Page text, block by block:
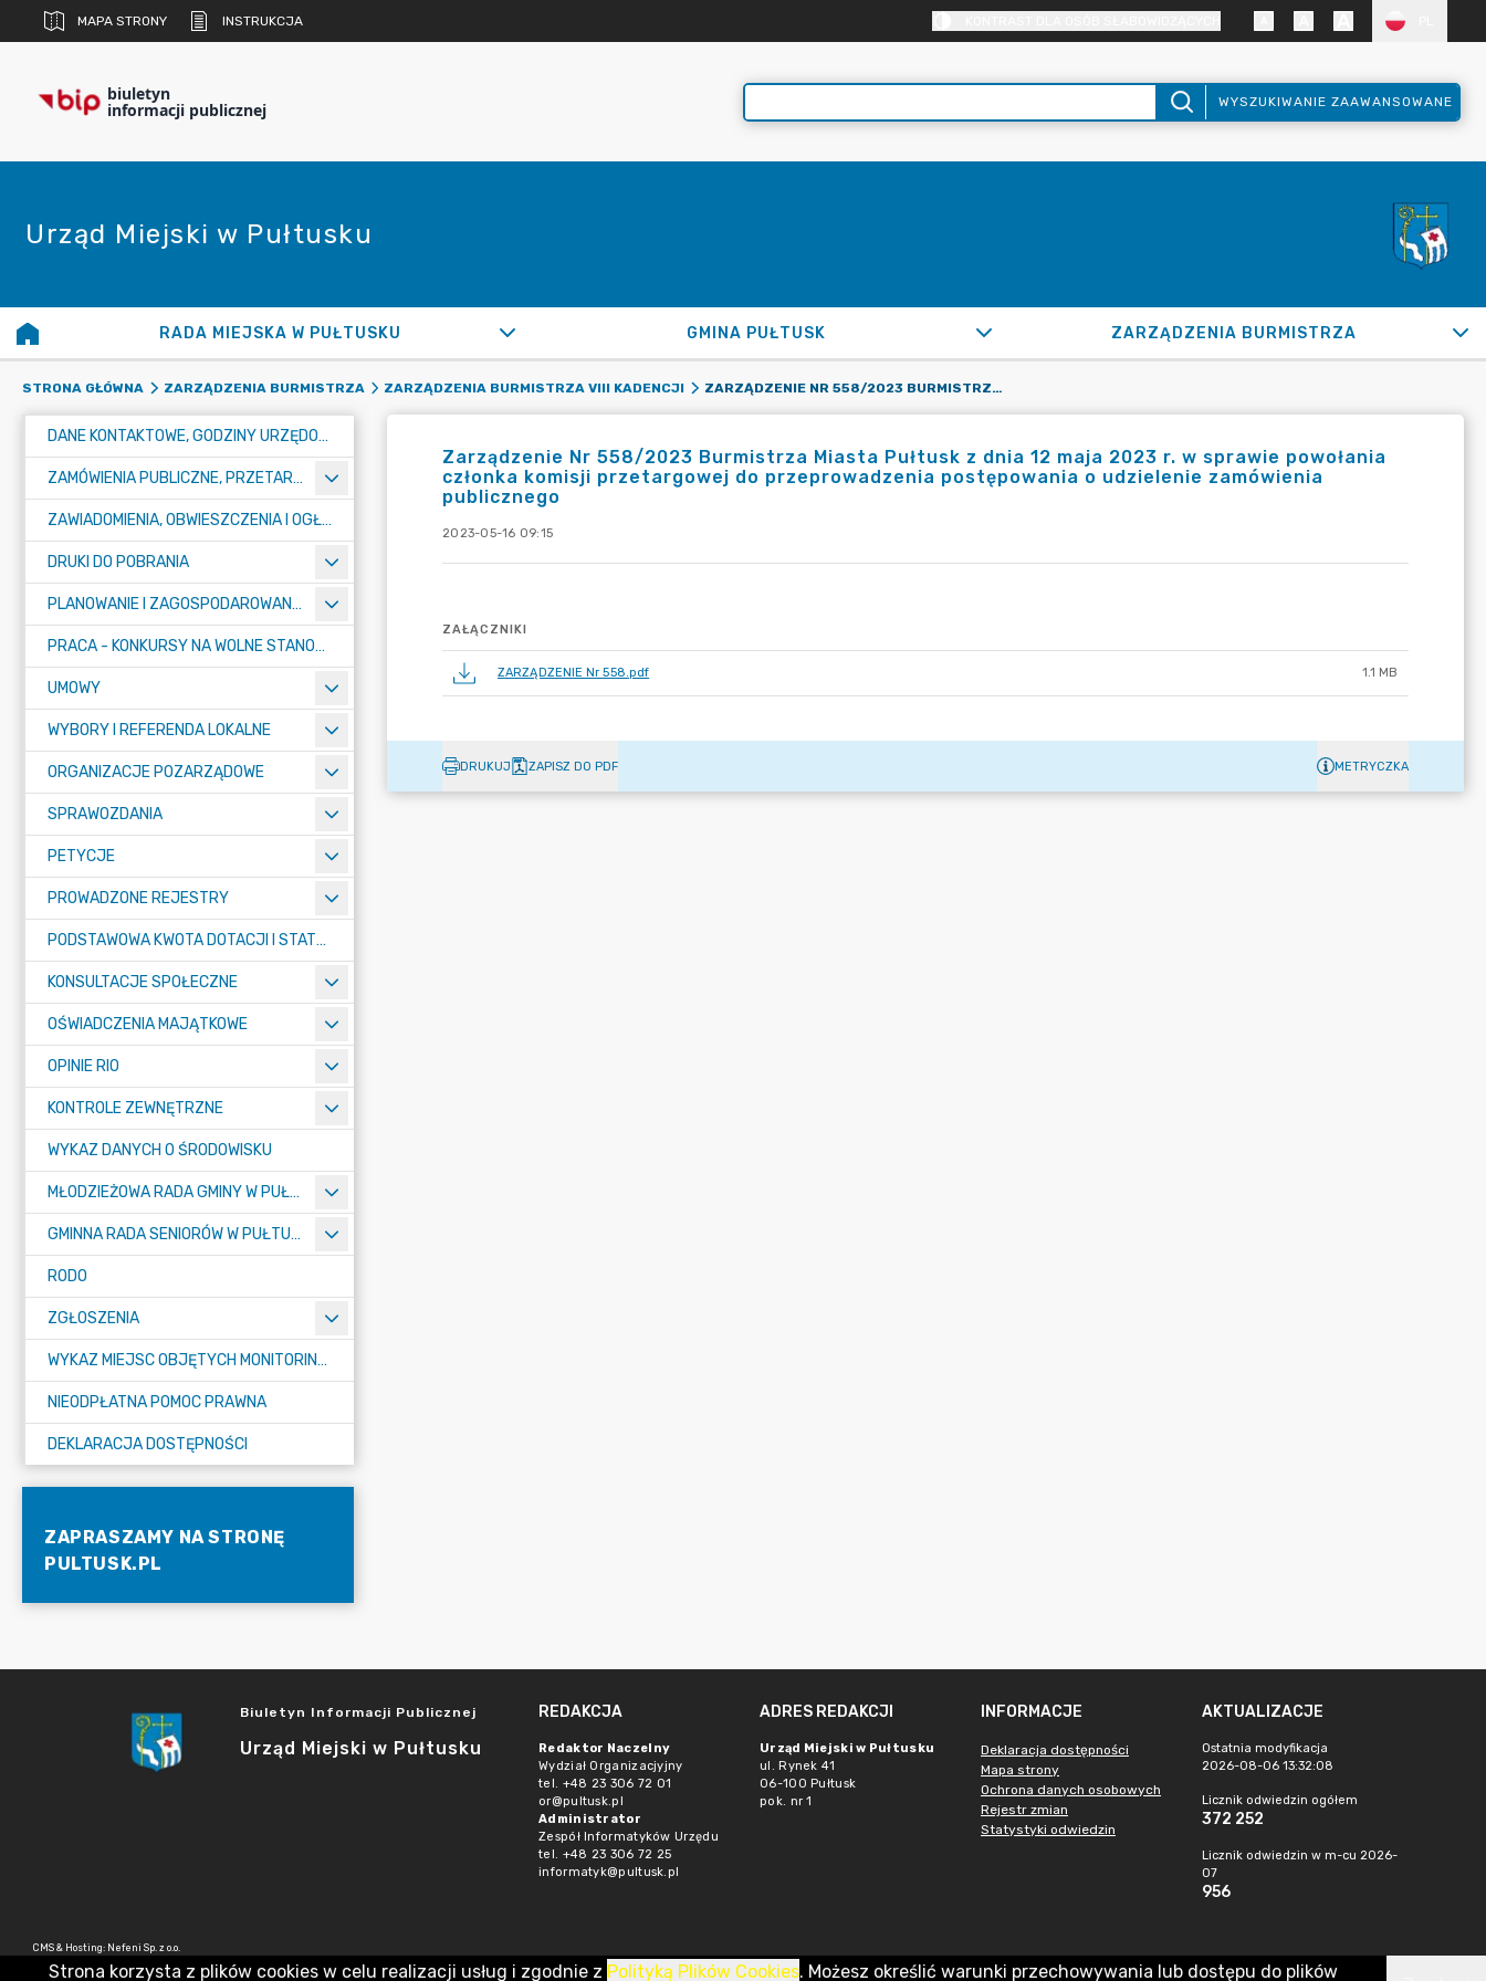
MAPA STRONY INSTRUKCJA
biuletyn
informacji publicznej WYSZUKIWANIE ZAAWANSOWANE
Urząd Miejski w Pułtusku
RADA MIEJSKA W PUŁTUSKU GMINA PUŁTUSK ZARZĄDZENIA BURMISTRZA
STRONA GŁÓWNA ZARZĄDZENIA BURMISTRZA ZARZĄDZENIA BURMISTRZA VIII KADENCJI ZARZĄDZENIE NR 558/2023 BURMISTRZA MIASTA PUŁTUSK Z DNIA 12 MAJA 2023 R. W SPRAWIE POWOŁANIA CZŁONKA KOMISJI PRZETARGOWEJ DO PRZEPROWADZENIA POSTĘPOWANIA O UDZIELENIE ZAMÓWIENIA PUBLICZNEGO
DANE KONTAKTOWE, GODZINY URZĘDOWANIA I NUMER KONTA BANKOWEGO
ZAMÓWIENIA PUBLICZNE, PRZETARGI, KONKURSY
ZAWIADOMIENIA, OBWIESZCZENIA I OGŁOSZENIA
DRUKI DO POBRANIA
PLANOWANIE I ZAGOSPODAROWANIE PRZESTRZENNE
PRACA - KONKURSY NA WOLNE STANOWISKA
UMOWY
WYBORY I REFERENDA LOKALNE
ORGANIZACJE POZARZĄDOWE
SPRAWOZDANIA
PETYCJE
PROWADZONE REJESTRY
PODSTAWOWA KWOTA DOTACJI I STATYSTYCZNA LICZBA UCZNIÓW
KONSULTACJE SPOŁECZNE
OŚWIADCZENIA MAJĄTKOWE
OPINIE RIO
KONTROLE ZEWNĘTRZNE
WYKAZ DANYCH O ŚRODOWISKU
MŁODZIEŻOWA RADA GMINY W PUŁTUSKU
GMINNA RADA SENIORÓW W PUŁTUSKU
RODO
ZGŁOSZENIA
WYKAZ MIEJSC OBJĘTYCH MONITORINGIEM
NIEODPŁATNA POMOC PRAWNA
DEKLARACJA DOSTĘPNOŚCI
ZAPRASZAMY NA STRONĘ
PULTUSK.PL
Zarządzenie Nr 558/2023 Burmistrza Miasta Pułtusk z dnia 12 maja 2023 r. w sprawie powołania
członka komisji przetargowej do przeprowadzenia postępowania o udzielenie zamówienia
publicznego
2023-05-16 09:15
ZAŁĄCZNIKI
ZARZĄDZENIE Nr 558.pdf 1.1 MB
DRUKUJ ZAPISZ DO PDF METRYCZKA
Biuletyn Informacji Publicznej
Urząd Miejski w Pułtusku
REDAKCJA
Redaktor Naczelny
Wydział Organizacjyjny
tel. +48 23 306 72 01
or@pultusk.pl
Administrator
Zespół Informatyków Urzędu
tel. +48 23 306 72 25
informatyk@pultusk.pl
ADRES REDAKCJI
Urząd Miejski w Pułtusku
ul. Rynek 41
06-100 Pułtusk
pok. nr 1
INFORMACJE
Deklaracja dostępności
Mapa strony
Ochrona danych osobowych
Rejestr zmian
Statystyki odwiedzin
AKTUALIZACJE
Ostatnia modyfikacja
2026-08-06 13:32:08
Licznik odwiedzin ogółem
372 252
Licznik odwiedzin w m-cu 2026-
07
956
CMS & Hosting: Nefeni Sp. z o.o.
Strona korzysta z plików cookies w celu realizacji usług i zgodnie z Polityką Plików Cookies. Możesz określić warunki przechowywania lub dostępu do plików